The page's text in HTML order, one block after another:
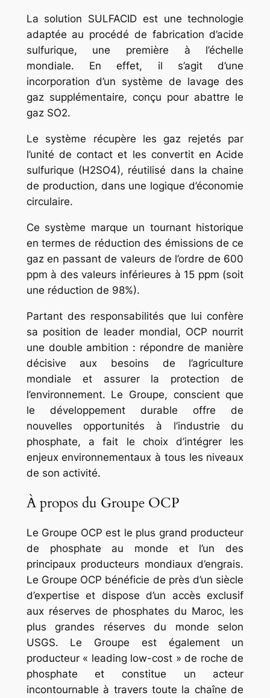
La solution SULFACID est une technologie
adaptée au procédé de fabrication d’acide
sulfurique, une première à l’échelle
mondiale. En effet, il s’agit d’une
incorporation d’un système de lavage des
gaz supplémentaire, conçu pour abattre le
gaz SO2.
Le système récupère les gaz rejetés par
l’unité de contact et les convertit en Acide
sulfurique (H2SO4), réutilisé dans la chaine
de production, dans une logique d’économie
circulaire.
Ce système marque un tournant historique
en termes de réduction des émissions de ce
gaz en passant de valeurs de l’ordre de 600
ppm à des valeurs inférieures à 15 ppm (soit
une réduction de 98%).
Partant des responsabilités que lui confère
sa position de leader mondial, OCP nourrit
une double ambition : répondre de manière
décisive aux besoins de l’agriculture
mondiale et assurer la protection de
l’environnement. Le Groupe, conscient que
le développement durable offre de
nouvelles opportunités à l’industrie du
phosphate, a fait le choix d’intégrer les
enjeux environnementaux à tous les niveaux
de son activité.
À propos du Groupe OCP
Le Groupe OCP est le plus grand producteur
de phosphate au monde et l’un des
principaux producteurs mondiaux d’engrais.
Le Groupe OCP bénéficie de près d’un siècle
d’expertise et dispose d’un accès exclusif
aux réserves de phosphates du Maroc, les
plus grandes réserves du monde selon
USGS. Le Groupe est également un
producteur « leading low-cost » de roche de
phosphate et constitue un acteur
incontournable à travers toute la chaîne de